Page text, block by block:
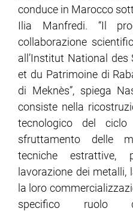
conduce in Marocco
Ilia Manfredi. “Il
collaborazione
all’Institut National des
et du Patrimoine di
di Meknès”, spiega
consiste nella
tecnologico del
sfruttamento delle
tecniche estrattive,
lavorazione dei metalli,
la loro
specifico ruolo